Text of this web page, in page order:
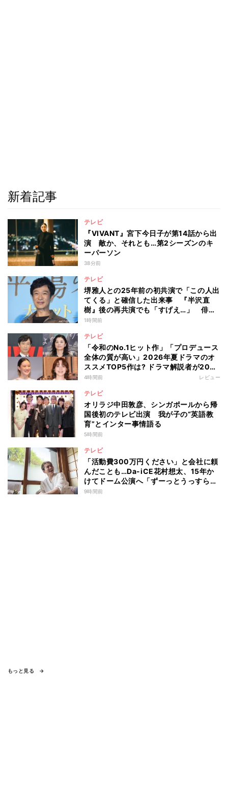
新着記事
テレビ
『VIVANT』宮下今日子が第14話から出
演 敵か、それとも…第2シーズンのキ
ーパーソン
38分前
テレビ
堺雅人との25年前の初共演で「この人出
てくる」と確信した出来事 『半沢直
樹』後の再共演でも「すげえ…」 俳優
としての“初体験”を阿部寛が告白
1時間前
テレビ
「令和のNo.1ヒット作」「プロデュース
全体の質が高い」2026年夏ドラマのオ
ススメTOP5作は? ドラマ解説者が20作
の傾向を“視聴率無視”で徹底分析
4時間前 レビュー
テレビ
オリラジ中田敦彦、シンガポールから帰
国後初のテレビ出演 我が子の“英語教
育”とインター事情語る
5時間前
テレビ
「活動費300万円ください」と会社に頼
んだことも…Da-iCE花村想太、15年か
けてドーム公演へ「ずーっとうっすらや
けど右肩上がり続けられていた」
9時間前
もっと見る